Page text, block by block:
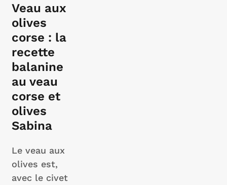
Veau aux
olives
corse : la
recette
balanine
au veau
corse et
olives
Sabina
Le veau aux
olives est,
avec le civet